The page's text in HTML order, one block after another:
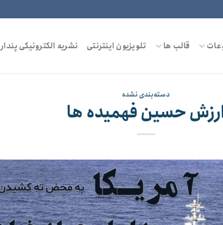
قالب ها تلویزیون اینترنتی نشریه الکترونیکی پندار
دسته‌بندی نشده
حسین فهمیده ها